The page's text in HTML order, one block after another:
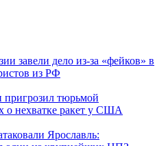
завели дело из-за «фейков» в
из РФ
пригрозил тюрьмой
о нехватке ракет у США
Ярославль: